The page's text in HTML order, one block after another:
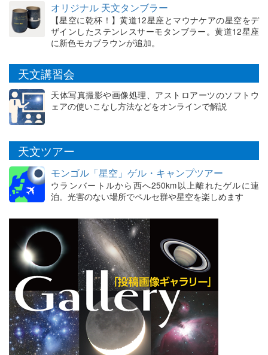
オリジナル 天文タンブラー
【星空に乾杯！】黄道12星座とマウナケアの星空をデ
ザインしたステンレスサーモタンブラー。黄道12星座
に新色モカブラウンが追加。
天文講習会
天体写真撮影や画像処理、アストロアーツのソフトウ
ェアの使いこなし方法などをオンラインで解説
天文ツアー
モンゴル「星空」ゲル・キャンプツアー
ウランバートルから西へ250km以上離れたゲルに連
泊。光害のない場所でペルセ群や星空を楽しめます